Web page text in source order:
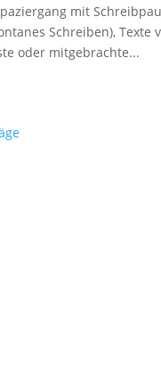
mit
Schreiben), Texte
oder mitgebrachte...